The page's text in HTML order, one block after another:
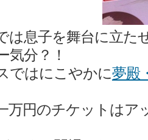
は息子を舞台に立た
分？！
ではにこやかに夢殿
万円のチケットはア